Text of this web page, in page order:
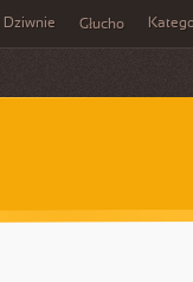
Dziwnie Głucho